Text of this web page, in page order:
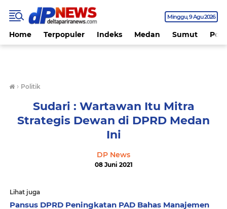
Minggu 9 Agu 2026
Home Terpopuler Indeks Medan Sumut
› Politik
Sudari : Wartawan Itu Mitra
Strategis Dewan di DPRD Medan
Ini
DP News
08 Juni 2021
Lihat juga
Pansus DPRD Peningkatan PAD Bahas Manajemen